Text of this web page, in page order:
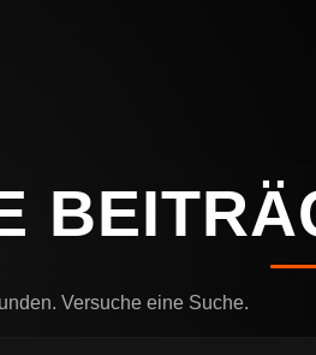
Versuche eine Suche.